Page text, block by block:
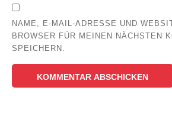
NAME, E-MAIL-ADRESSE UND
BROWSER FÜR MEINEN NÄCHSTEN
SPEICHERN.